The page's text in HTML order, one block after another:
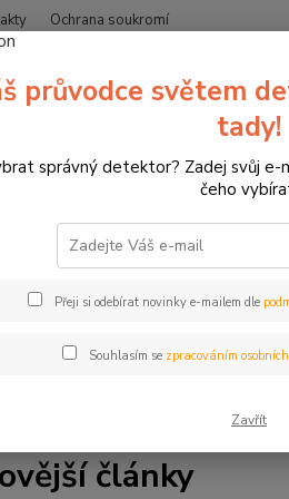
Ochrana soukromí
blogu zipsy.cz. Jsme
vše, co potřebujete vědět.
také články o lukostřelbě, 3D
články
průvodce světem
tady!
správný detektor? Zadej svůj
čeho
Přeji si odebírat novinky e-mailem dle
Souhlasím se zpracováním
Zavřít